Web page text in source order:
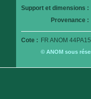
Support et dimensions :
Provenance :
Cote : FR ANOM
© ANOM sous